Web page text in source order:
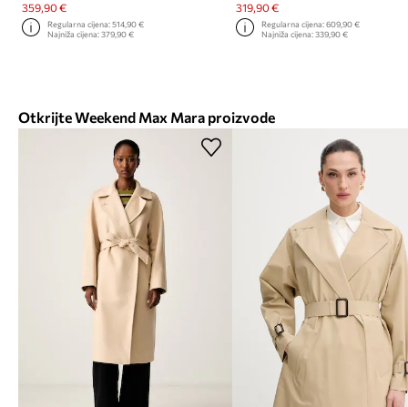
359,90 €
Regularna cijena:514,90 €
Najniža cijena:379,90 €
319,90 €
Regularna cijena: 609,90 €
Najniža cijena: 339,90 €
Otkrijte Weekend Max Mara proizvode